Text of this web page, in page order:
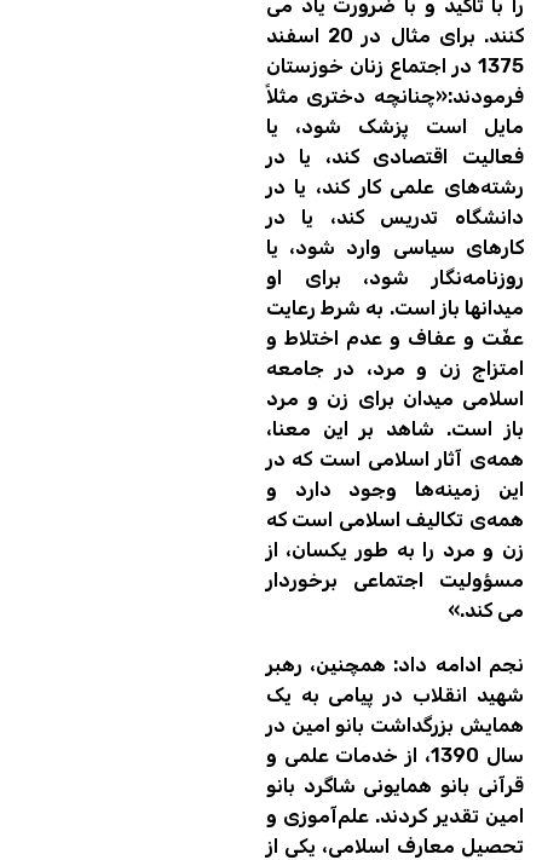
را با تاکید و با ضرورت یاد می
کنند. برای مثال در 20 اسفند
1375 در اجتماع زنان خوزستان
فرمودند:«چنانچه دختری مثلاً
مایل است پزشک شود، یا
فعالیت اقتصادی کند، یا در
رشته‌های علمی کار کند، یا در
دانشگاه تدریس کند، یا در
کارهای سیاسی وارد شود، یا
روزنامه‌نگار شود، برای او
میدانها باز است. به شرط رعایت
عفّت و عفاف و عدم اختلاط و
امتزاج زن و مرد، در جامعه‌
اسلامی میدان برای زن و مرد
باز است. شاهد بر این معنا،
همه‌ی آثار اسلامی است که در
این زمینه‌ها وجود دارد و
همه‌ی تکالیف اسلامی است که
زن و مرد را به طور یکسان، از
مسؤولیت اجتماعی برخوردار
می کند.»
نجم ادامه داد: همچنین، رهبر
شهید انقلاب در پیامی به یک
همایش بزرگداشت بانو امین در
سال 1390، از خدمات علمی و
قرآنی بانو همایونی شاگرد بانو
امین تقدیر کردند. علم‌آموزی و
تحصیل معارف اسلامی، یکی از